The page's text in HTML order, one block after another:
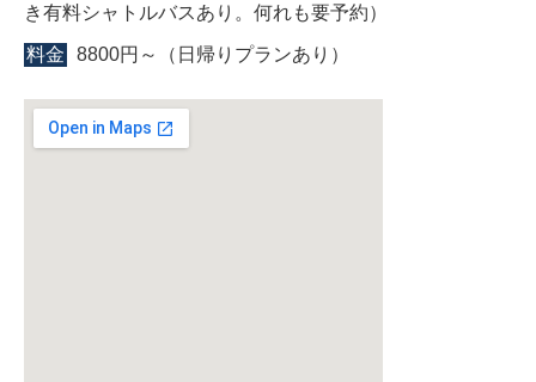
き有料シャトルバスあり。何れも要予約）
料金 8800円～（日帰りプランあり）